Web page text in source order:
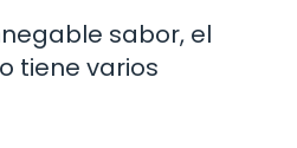
sabor, el
tiene varios